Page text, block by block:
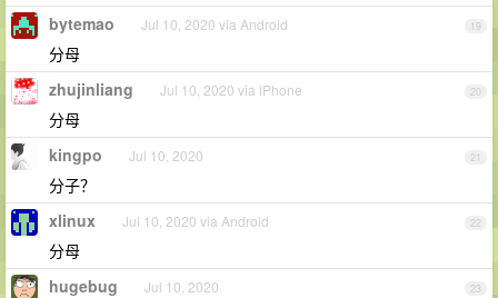
19
bytemao Jul 10, 2020 via Android
分母
20
zhujinliang Jul 10, 2020 via iPhone
分母
21
kingpo Jul 10, 2020
分子？
22
xlinux Jul 10, 2020 via Android
分母
23
hugebug Jul 10, 2020